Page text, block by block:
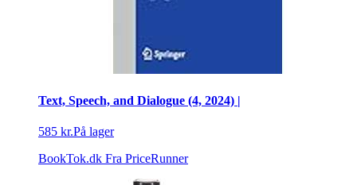
Text, Speech, and Dialogue (4, 2024) |
585 kr.På lager
BookTok.dk Fra PriceRunner